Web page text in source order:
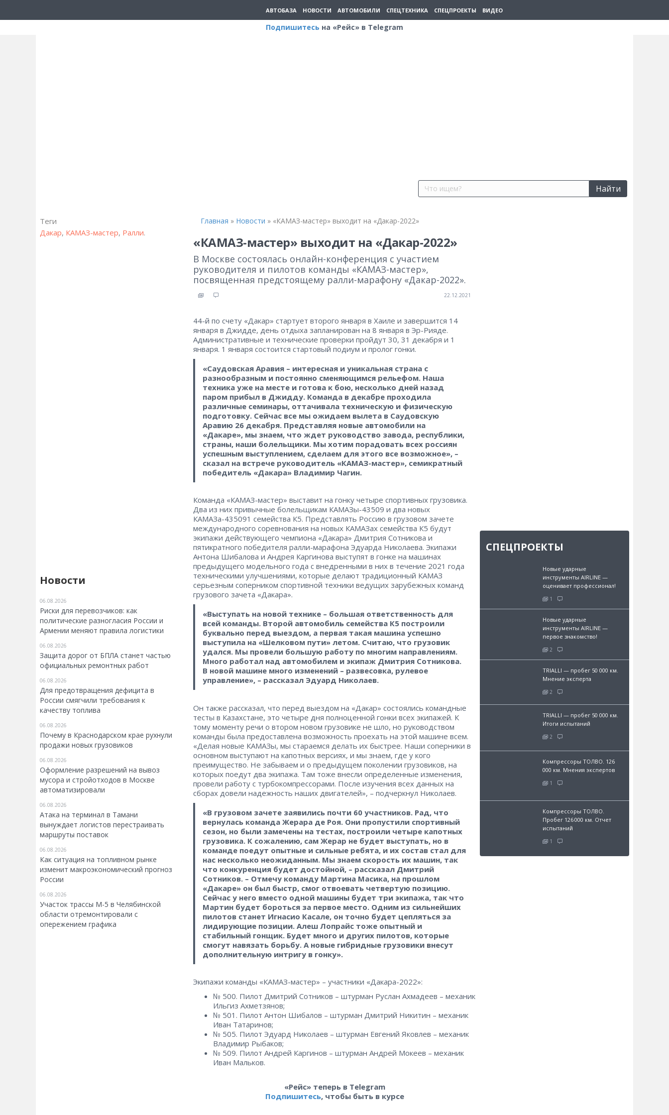
АВТОБАЗА НОВОСТИ АВТОМОБИЛИ СПЕЦТЕХНИКА СПЕЦПРОЕКТЫ ВИДЕО
Подпишитесь на «Рейс» в Telegram
Найти
Теги
Дакар, КАМАЗ-мастер, Ралли.
Новости
06.08.2026
Риски для перевозчиков: как
политические разногласия России и
Армении меняют правила логистики
06.08.2026
Защита дорог от БПЛА станет частью
официальных ремонтных работ
06.08.2026
Для предотвращения дефицита в
России смягчили требования к
качеству топлива
06.08.2026
Почему в Краснодарском крае рухнули
продажи новых грузовиков
06.08.2026
Оформление разрешений на вывоз
мусора и стройотходов в Москве
автоматизировали
06.08.2026
Атака на терминал в Тамани
вынуждает логистов перестраивать
маршруты поставок
06.08.2026
Как ситуация на топливном рынке
изменит макроэкономический прогноз
России
06.08.2026
Участок трассы М-5 в Челябинской
области отремонтировали с
опережением графика
Главная » Новости » «КАМАЗ-мастер» выходит на «Дакар-2022»
«КАМАЗ-мастер» выходит на «Дакар-2022»
В Москве состоялась онлайн-конференция с участием
руководителя и пилотов команды «КАМАЗ-мастер»,
посвященная предстоящему ралли-марафону «Дакар-2022».
22.12.2021
44-й по счету «Дакар» стартует второго января в Хаиле и завершится 14
января в Джидде, день отдыха запланирован на 8 января в Эр-Рияде.
Административные и технические проверки пройдут 30, 31 декабря и 1
января. 1 января состоится стартовый подиум и пролог гонки.
«Саудовская Аравия – интересная и уникальная страна с
разнообразным и постоянно сменяющимся рельефом. Наша
техника уже на месте и готова к бою, несколько дней назад
паром прибыл в Джидду. Команда в декабре проходила
различные семинары, оттачивала техническую и физическую
подготовку. Сейчас все мы ожидаем вылета в Саудовскую
Аравию 26 декабря. Представляя новые автомобили на
«Дакаре», мы знаем, что ждет руководство завода, республики,
страны, наши болельщики. Мы хотим порадовать всех россиян
успешным выступлением, сделаем для этого все возможное», –
сказал на встрече руководитель «КАМАЗ-мастер», семикратный
победитель «Дакара» Владимир Чагин.
Команда «КАМАЗ-мастер» выставит на гонку четыре спортивных грузовика.
Два из них привычные болельщикам КАМАЗы-43509 и два новых
КАМАЗа-435091 семейства К5. Представлять Россию в грузовом зачете
международного соревнования на новых КАМАЗах семейства К5 будут
экипажи действующего чемпиона «Дакара» Дмитрия Сотникова и
пятикратного победителя ралли-марафона Эдуарда Николаева. Экипажи
Антона Шибалова и Андрея Каргинова выступят в гонке на машинах
предыдущего модельного года с внедренными в них в течение 2021 года
техническими улучшениями, которые делают традиционный КАМАЗ
серьезным соперником спортивной техники ведущих зарубежных команд
грузового зачета «Дакара».
«Выступать на новой технике – большая ответственность для
всей команды. Второй автомобиль семейства К5 построили
буквально перед выездом, а первая такая машина успешно
выступила на «Шелковом пути» летом. Считаю, что грузовик
удался. Мы провели большую работу по многим направлениям.
Много работал над автомобилем и экипаж Дмитрия Сотникова.
В новой машине много изменений – развесовка, рулевое
управление», – рассказал Эдуард Николаев.
Он также рассказал, что перед выездом на «Дакар» состоялись командные
тесты в Казахстане, это четыре дня полноценной гонки всех экипажей. К
тому моменту речи о втором новом грузовике не шло, но руководством
команды была предоставлена возможность проехать на этой машине всем.
«Делая новые КАМАЗы, мы стараемся делать их быстрее. Наши соперники в
основном выступают на капотных версиях, и мы знаем, где у кого
преимущество. Не забываем и о предыдущем поколении грузовиков, на
которых поедут два экипажа. Там тоже внесли определенные изменения,
провели работу с турбокомпрессорами. После изучения всех данных на
сборах довели надежность наших двигателей», – подчеркнул Николаев.
«В грузовом зачете заявились почти 60 участников. Рад, что
вернулась команда Жерара де Роя. Они пропустили спортивный
сезон, но были замечены на тестах, построили четыре капотных
грузовика. К сожалению, сам Жерар не будет выступать, но в
команде поедут опытные и сильные ребята, и их состав стал для
нас несколько неожиданным. Мы знаем скорость их машин, так
что конкуренция будет достойной, – рассказал Дмитрий
Сотников. – Отмечу команду Мартина Масика, на прошлом
«Дакаре» он был быстр, смог отвоевать четвертую позицию.
Сейчас у него вместо одной машины будет три экипажа, так что
Мартин будет бороться за первое место. Одним из сильнейших
пилотов станет Игнасио Касале, он точно будет цепляться за
лидирующие позиции. Алеш Лопрайс тоже опытный и
стабильный гонщик. Будет много и других пилотов, которые
смогут навязать борьбу. А новые гибридные грузовики внесут
дополнительную интригу в гонку».
Экипажи команды «КАМАЗ-мастер» – участники «Дакара-2022»:
№ 500. Пилот Дмитрий Сотников – штурман Руслан Ахмадеев – механик
Ильгиз Ахметзянов;
№ 501. Пилот Антон Шибалов – штурман Дмитрий Никитин – механик
Иван Татаринов;
№ 505. Пилот Эдуард Николаев – штурман Евгений Яковлев – механик
Владимир Рыбаков;
№ 509. Пилот Андрей Каргинов – штурман Андрей Мокеев – механик
Иван Мальков.
«Рейс» теперь в Telegram
Подпишитесь, чтобы быть в курсе
СПЕЦПРОЕКТЫ
Новые ударные
инструменты AIRLINE —
оценивает профессионал!
1
Новые ударные
инструменты AIRLINE —
первое знакомство!
2
TRIALLI — пробег 50 000 км.
Мнение эксперта
2
TRIALLI — пробег 50 000 км.
Итоги испытаний
2
Компрессоры ТОЛВО. 126
000 км. Мнения экспертов
1
Компрессоры ТОЛВО.
Пробег 126 000 км. Отчет
испытаний
1